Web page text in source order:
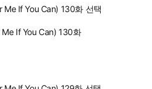
If You Can) 130화 선택
If You Can) 130화